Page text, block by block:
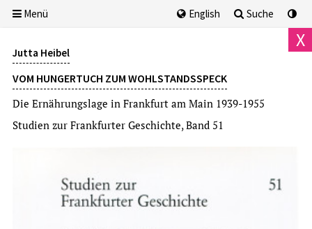
X
Jutta Heibel
VOM HUNGERTUCH ZUM WOHLSTANDSSPECK
Die Ernährungslage in Frankfurt am Main 1939-1955
Studien zur Frankfurter Geschichte, Band 51
Menü English Suche